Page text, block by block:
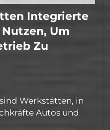
Integrierte
Um
Zu
Werkstätten, in
Autos und
Zeitmanagement,